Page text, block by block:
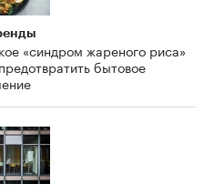
«синдром жареного риса»
бытовое